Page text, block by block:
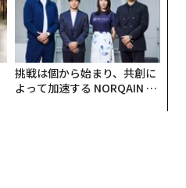
挑戦は個から始まり、共創に
よって加速する NORQAIN JA